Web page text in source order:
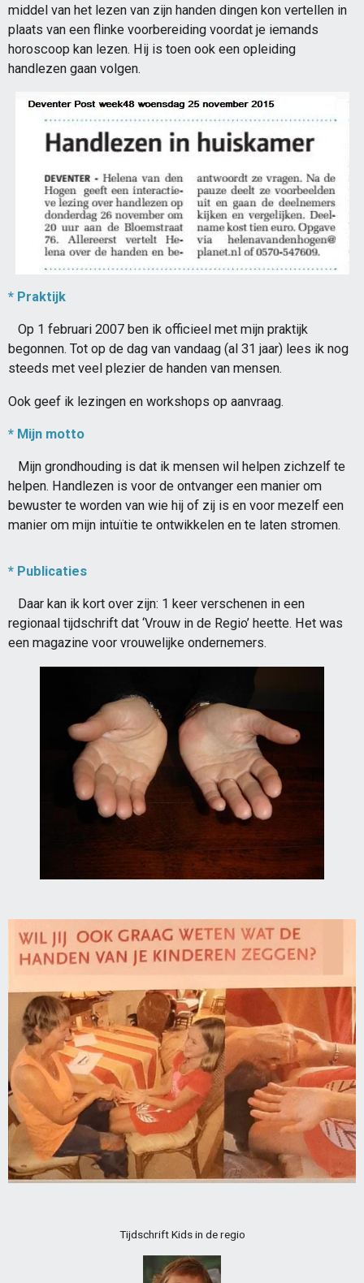
middel van het lezen van zijn handen dingen kon vertellen in
plaats van een flinke voorbereiding voordat je iemands
horoscoop kan lezen. Hij is toen ook een opleiding
handlezen gaan volgen.
* Praktijk
Op 1 februari 2007 ben ik officieel met mijn praktijk
begonnen. Tot op de dag van vandaag (al 31 jaar) lees ik nog
steeds met veel plezier de handen van mensen.
Ook geef ik lezingen en workshops op aanvraag.
* Mijn motto
Mijn grondhouding is dat ik mensen wil helpen zichzelf te
helpen. Handlezen is voor de ontvanger een manier om
bewuster te worden van wie hij of zij is en voor mezelf een
manier om mijn intuïtie te ontwikkelen en te laten stromen.
* Publicaties
Daar kan ik kort over zijn: 1 keer verschenen in een
regionaal tijdschrift dat ‘Vrouw in de Regio’ heette. Het was
een magazine voor vrouwelijke ondernemers.
Tijdschrift Kids in de regio